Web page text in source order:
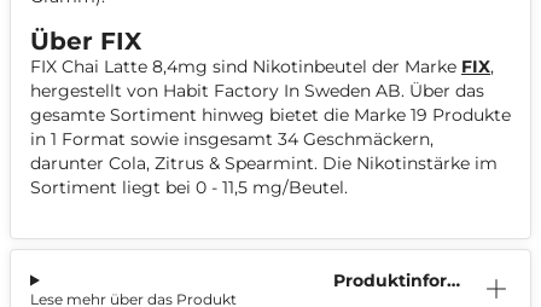
Über FIX
FIX Chai Latte 8,4mg sind Nikotinbeutel der Marke FIX,
hergestellt von Habit Factory In Sweden AB. Über das
gesamte Sortiment hinweg bietet die Marke 19 Produkte
in 1 Format sowie insgesamt 34 Geschmäckern,
darunter Cola, Zitrus & Spearmint. Die Nikotinstärke im
Sortiment liegt bei 0 - 11,5 mg/Beutel.
Produktinform
Lese mehr über das Produkt